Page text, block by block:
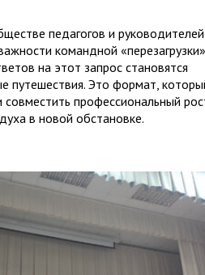
педагогов и руководителей
командной
на этот запрос становятся
путешествия. Это формат,
профессиональный
в новой обстановке.